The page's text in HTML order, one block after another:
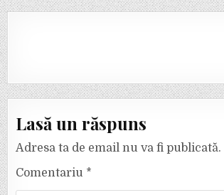
Lasă un răspuns
Adresa ta de email nu va fi publicată.
Comentariu *